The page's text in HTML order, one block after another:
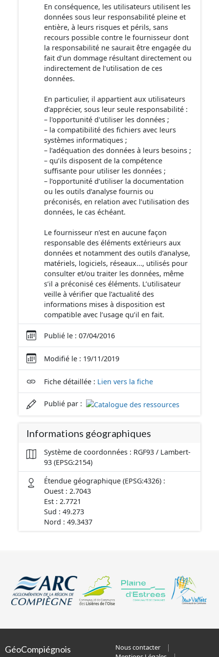
En conséquence, les utilisateurs utilisent les
données sous leur responsabilité pleine et
entière, à leurs risques et périls, sans
recours possible contre le fournisseur dont
la responsabilité ne saurait être engagée du
fait d’un dommage résultant directement ou
indirectement de l’utilisation de ces
données.
En particulier, il appartient aux utilisateurs
d’apprécier, sous leur seule responsabilité :
– l'opportunité d'utiliser les données ;
– la compatibilité des fichiers avec leurs
systèmes informatiques ;
– l’adéquation des données à leurs besoins ;
– qu’ils disposent de la compétence
suffisante pour utiliser les données ;
– l’opportunité d’utiliser la documentation
ou les outils d’analyse fournis ou
préconisés, en relation avec l’utilisation des
données, le cas échéant.
Le fournisseur n’est en aucune façon
responsable des éléments extérieurs aux
données et notamment des outils d’analyse,
matériels, logiciels, réseaux..., utilisés pour
consulter et/ou traiter les données, même
s’il a préconisé ces éléments. L’utilisateur
veille à vérifier que l’actualité des
informations mises à disposition est
compatible avec l’usage qu’il en fait.
Publié le : 07/04/2016
Modifié le : 19/11/2019
Fiche détaillée : Lien vers la fiche
Publié par :
Informations géographiques
Système de coordonnées : RGF93 / Lambert-
93 (EPSG:2154)
Étendue géographique (EPSG:4326) :
Ouest : 2.7043
Est : 2.7721
Sud : 49.273
Nord : 49.3437
GéoCompiégnois
Nous contacter